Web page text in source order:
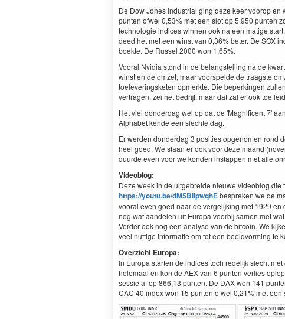
De Dow Jones Industrial ging deze keer voorop
punten ofwel 0,53% met een slot op 5.950 punten
technologie indices winnen ook na een matige
deed het met een winst van 0,36% beter. De SOX
boekte. De Russel 2000 won 1,65%.
Vooral Nvidia stond in de belangstelling na de
winst en de omzet, maar voorspelde de traagste
toeleveringsketen opmerkte. Die beperkingen
vertragen, zei het bedrijf, maar dat zal er ook toe
Het viel donderdag wel op dat de 'Magnificent 7'
Alphabet kende een slechte dag.
Er werden donderdag 3 posities opgenomen rond
heel goed. We staan er ook voor deze maand
duurde even voor we konden instappen met alle
Videoblog:
Deze week in de uitgebreide nieuwe videoblog die
https://youtu.be/dM5BiipwqhEbespreken we de
vooral even goed naar de vergelijking met 1929
nog wat aandelen uit Europa voorbij samen met
Verder ook nog een analyse van de bitcoin. We
veel nuttige informatie om tot een beeldvorming te
Overzicht Europa:
In Europa starten de indices toch redelijk slecht
helemaal en kon de AEX van 6 punten verlies
sessie af op 866,13 punten. De DAX won 141
CAC 40 index won 15 punten ofwel 0,21% met een